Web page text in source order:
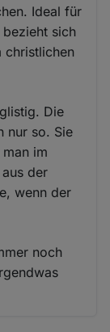
Ideal für
sich
christlichen
Die
nur so. Sie
im
der
wenn der
noch